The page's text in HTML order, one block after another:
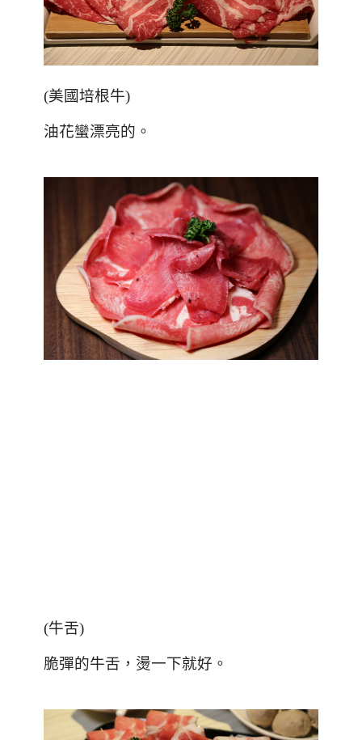
(美國培根牛)
油花蠻漂亮的。
(牛舌)
脆彈的牛舌，燙一下就好。